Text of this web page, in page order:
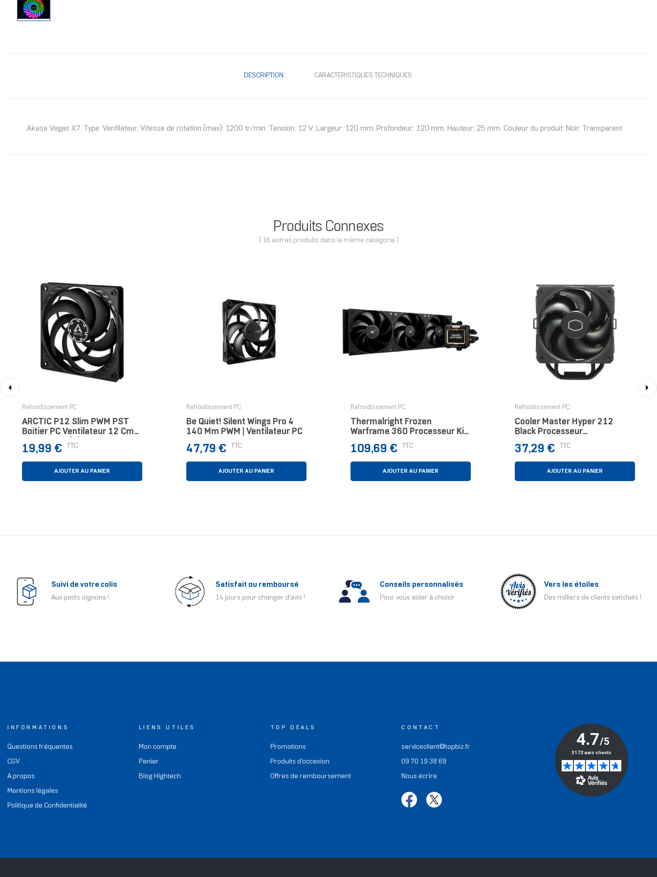
DESCRIPTION CARACTÉRISTIQUES TECHNIQUES
Akasa Vegas X7. Type: Ventilateur, Vitesse de rotation (max): 1200 tr/min. Tension: 12 V. Largeur: 120 mm, Profondeur: 120 mm, Hauteur: 25 mm. Couleur du produit: Noir, Transparent
Produits Connexes
( 16 autres produits dans la même catégorie )
Refroidissement PC
ARCTIC P12 Slim PWM PST
Boitier PC Ventilateur 12 Cm
Noir 1 Pièce(s)
Prix
19,99 € TTC
AJOUTER AU PANIER
Refroidissement PC
Be Quiet! Silent Wings Pro 4
140 Mm PWM | Ventilateur PC
Prix
47,79 € TTC
AJOUTER AU PANIER
Refroidissement PC
Thermalright Frozen
Warframe 360 Processeur Kit
Watercooling 12 Cm Noir 1
Pièce(s)
Prix
109,69 € TTC
AJOUTER AU PANIER
Refroidissement PC
Cooler Master Hyper 212
Black Processeur
Refroidisseur D'air 12 Cm Noir
Prix
37,29 € TTC
AJOUTER AU PANIER
Suivi de votre colis
Aux petits oignons !
Satisfait ou remboursé
14 jours pour changer d'avis !
Conseils personnalisés
Pour vous aider à choisir
Vers les étoiles
Des milliers de clients satisfaits !
INFORMATIONS
Questions fréquentes
CGV
A propos
Mentions légales
Politique de Confidentialité
LIENS UTILES
Mon compte
Panier
Blog Hightech
TOP DEALS
Promotions
Produits d'occasion
Offres de remboursement
CONTACT
serviceclient@topbiz.fr
09 70 19 38 69
Nous écrire